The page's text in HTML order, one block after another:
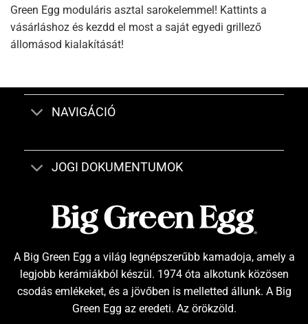
Green Egg moduláris asztal sarokelemmel! Kattints a
vásárláshoz és kezdd el most a saját egyedi grillező
állomásod kialakítását!
NAVIGÁCIÓ
JOGI DOKUMENTUMOK
A Big Green Egg a világ legnépszerűbb kamadoja, amely a
legjobb kerámiákból készül. 1974 óta alkotunk közösen
csodás emlékeket, és a jövőben is melletted állunk. A Big
Green Egg az eredeti. Az örökzöld.